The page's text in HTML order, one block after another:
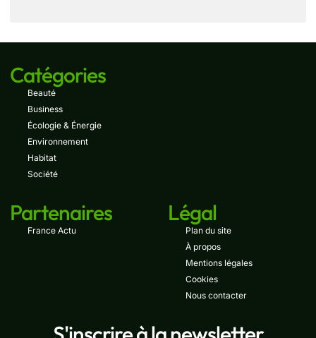
Catégories
Beauté
Business
Écologie & Énergie
Environnement
Habitat
Société
Partenaires
France Actu
Légal
Plan du site
À propos
Mentions légales
Cookies
Nous contacter